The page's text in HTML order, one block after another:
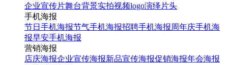
企业宣传片舞台背景实拍视频logo演绎 片头
手机海报
节日手机海报节气手机海报招聘手机海报周年庆手机海
报早安手机海报
营销海报
店庆海报企业宣传海报新品宣传海报促销海报年会海报